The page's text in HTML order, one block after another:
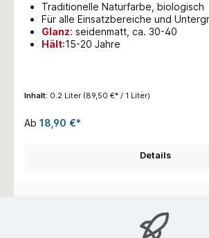
Traditionelle Naturfarbe, biologisch
Für alle Einsatzbereiche und
Glanz: seidenmatt, ca. 30-40
Hält:15-20 Jahre
Inhalt: 0.2 Liter (89,50 €* / 1 Liter)
Ab 18,90 €*
Details